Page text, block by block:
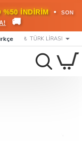
%50 İNDİRİM •
SON
🚚
₺ TÜRK LIRASI